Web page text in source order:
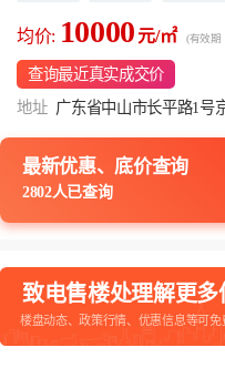
均价: 10000 元/㎡ (有效期
查询最近真实成交价
地址 广东省中山市长平路1号
最新优惠、底价查询
2802人已查询
致电售楼处理解更多
楼盘动态、政策行情、优惠信息等可免